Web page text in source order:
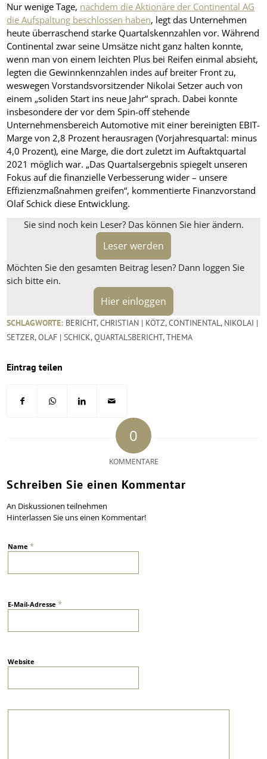
Nur wenige Tage, nachdem die Aktionäre der Continental AG
die Aufspaltung beschlossen haben, legt das Unternehmen
heute überraschend starke Quartalskennzahlen vor. Während
Continental zwar seine Umsätze nicht ganz halten konnte,
wenn man von einem leichten Plus bei Reifen einmal absieht,
legten die Gewinnkennzahlen indes auf breiter Front zu,
weswegen Vorstandsvorsitzender Nikolai Setzer auch von
einem „soliden Start ins neue Jahr“ sprach. Dabei konnte
insbesondere der vor dem Spin-off stehende
Unternehmensbereich Automotive mit einer bereinigten EBIT-
Marge von 2,8 Prozent herausragen (Vorjahresquartal: minus
4,0 Prozent), eine Marge, die dort zuletzt im Auftaktquartal
2021 möglich war. „Das Quartalsergebnis spiegelt unseren
Fokus auf die finanzielle Verbesserung wider – unsere
Effizienzmaßnahmen greifen“, kommentierte Finanzvorstand
Olaf Schick diese Entwicklung.
Sie sind noch kein Leser? Das können Sie hier ändern.
Leser werden
Möchten Sie den gesamten Beitrag lesen? Dann loggen Sie
sich bitte ein.
Hier einloggen
SCHLAGWORTE: BERICHT,CHRISTIAN | KÖTZ,CONTINENTAL, NIKOLAI |
SETZER,OLAF | SCHICK,QUARTALSBERICHT,THEMA
Eintrag teilen
0
KOMMENTARE
Schreiben Sie einen Kommentar
An Diskussionen teilnehmen
Hinterlassen Sie uns einen Kommentar!
Name*
E-Mail-Adresse*
Website